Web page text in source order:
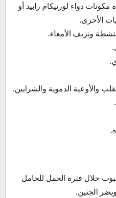
دواء لورنيكام رابيد أو
الأخرى.
ونزيف الأمعاء.
والأوعية الدموية والشرايين.
خلال فترة الحمل للحامل
الجنين.